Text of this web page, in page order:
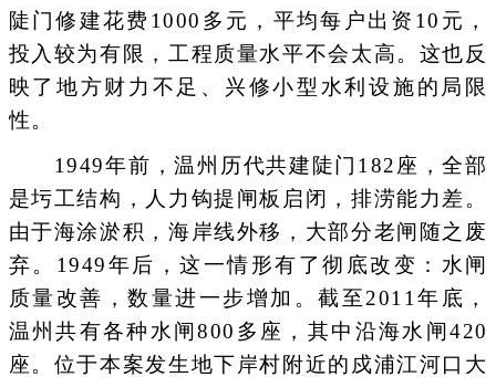
陡门修建花费1000多元，平均每户出资10元，
投入较为有限，工程质量水平不会太高。这也反
映了地方财力不足、兴修小型水利设施的局限
性。
1949年前，温州历代共建陡门182座，全部
是圬工结构，人力钩提闸板启闭，排涝能力差。
由于海涂淤积，海岸线外移，大部分老闸随之废
弃。1949年后，这一情形有了彻底改变：水闸
质量改善，数量进一步增加。截至2011年底，
温州共有各种水闸800多座，其中沿海水闸420
座。位于本案发生地下岸村附近的戍浦江河口大